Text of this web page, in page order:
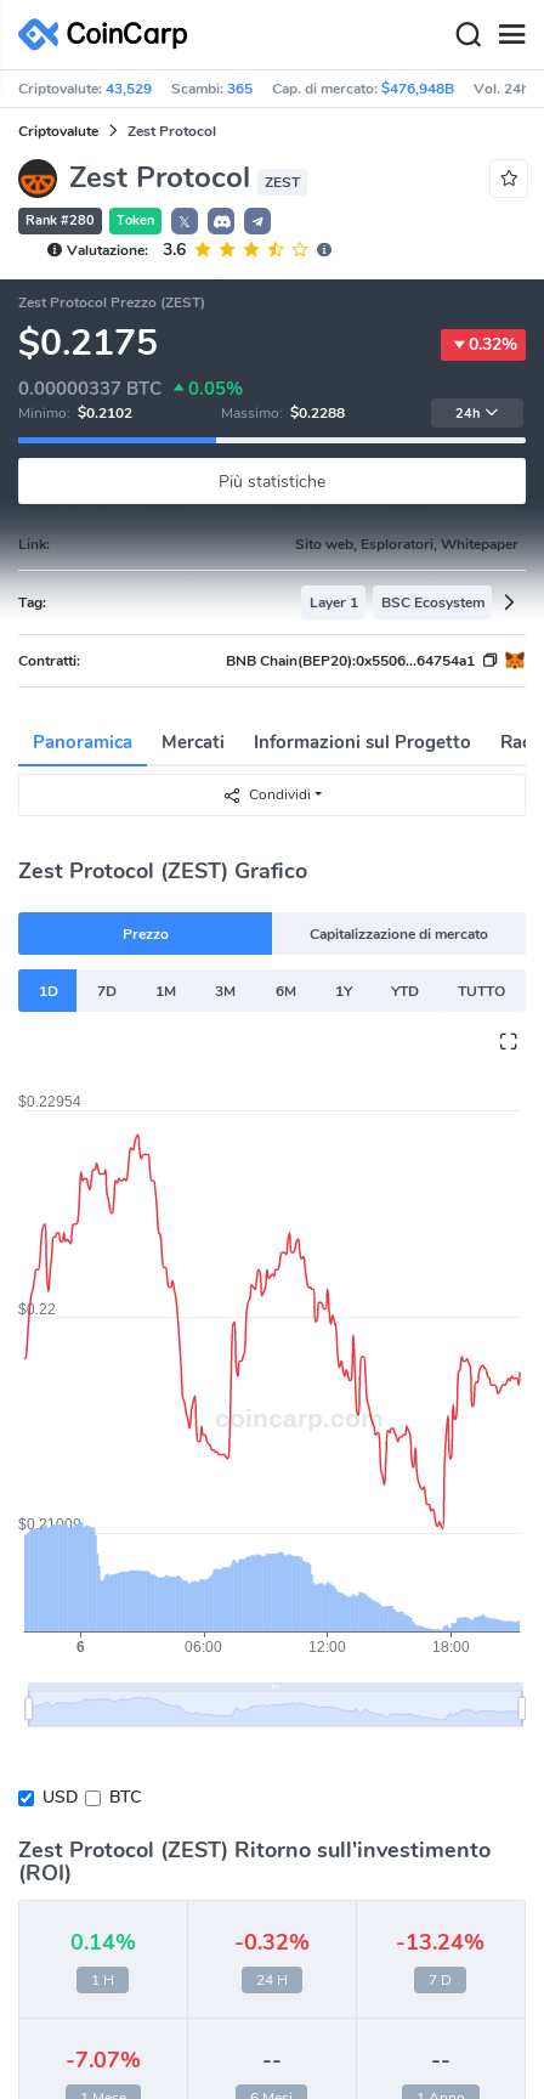
Criptovalute:43,529 Scambi:365 Cap. di mercato:$476,948B Vol. 24h:
Criptovalute Zest Protocol
Zest Protocol ZEST
Rank #280 Token
𝕏
Valutazione:
3.6
Zest Protocol Prezzo (ZEST)
$0.2175 0.32%
0.00000337 BTC 0.05%
Minimo: $0.2102 Massimo: $0.2288 24h
Più statistiche
Link: Sito web, Esploratori, Whitepaper
Tag: Layer 1 BSC Ecosystem
Contratti: BNB Chain(BEP20):0x5506...64754a1
Panoramica Mercati Informazioni sul Progetto
Condividi
Zest Protocol (ZEST) Grafico
Prezzo Capitalizzazione di mercato
1D 7D 1M 3M 6M 1Y YTD TUTTO
USD BTC
Zest Protocol (ZEST) Ritorno sull'investimento
(ROI)
0.14%
1 H
-0.32%
24 H
-13.24%
7 D
-7.07% -- --